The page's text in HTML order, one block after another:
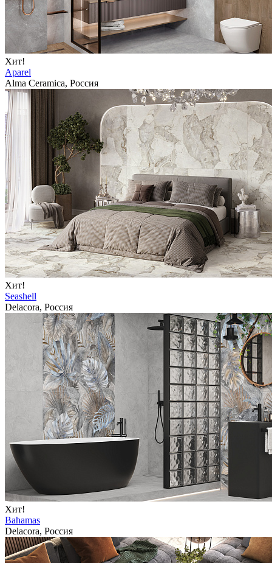
Хит!
Aparel
Alma Ceramica, Россия
Хит!
Seashell
Delacora, Россия
Хит!
Bahamas
Delacora, Россия